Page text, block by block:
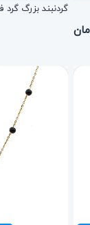
گردنبند بزرگ گرد